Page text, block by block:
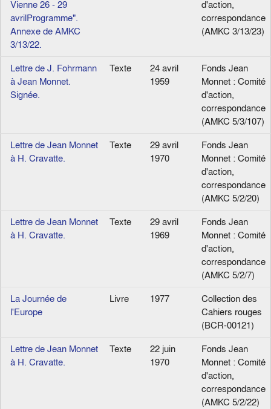
Vienne 26 - 29
avrilProgramme".
Annexe de AMKC
3/13/22.
d'action,
correspondance
(AMKC 3/13/23)
Lettre de J. Fohrmann
à Jean Monnet.
Signée.
Texte
24 avril
1959
Fonds Jean
Monnet : Comité
d'action,
correspondance
(AMKC 5/3/107)
Lettre de Jean Monnet
à H. Cravatte.
Texte
29 avril
1970
Fonds Jean
Monnet : Comité
d'action,
correspondance
(AMKC 5/2/20)
Lettre de Jean Monnet
à H. Cravatte.
Texte
29 avril
1969
Fonds Jean
Monnet : Comité
d'action,
correspondance
(AMKC 5/2/7)
La Journée de
l'Europe
Livre 1977
Collection des
Cahiers rouges
(BCR-00121)
Lettre de Jean Monnet
à H. Cravatte.
Texte
22 juin
1970
Fonds Jean
Monnet : Comité
d'action,
correspondance
(AMKC 5/2/22)